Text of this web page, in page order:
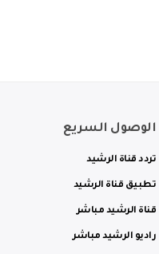
الوصول السريع
تردد قناة الرشيد
تطبيق قناة الرشيد
قناة الرشيد مباشر
راديو الرشيد مباشر